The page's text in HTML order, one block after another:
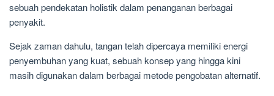
sebuah pendekatan holistik dalam penanganan berbagai
penyakit.
Sejak zaman dahulu, tangan telah dipercaya memiliki energi
penyembuhan yang kuat, sebuah konsep yang hingga kini
masih digunakan dalam berbagai metode pengobatan alternatif.